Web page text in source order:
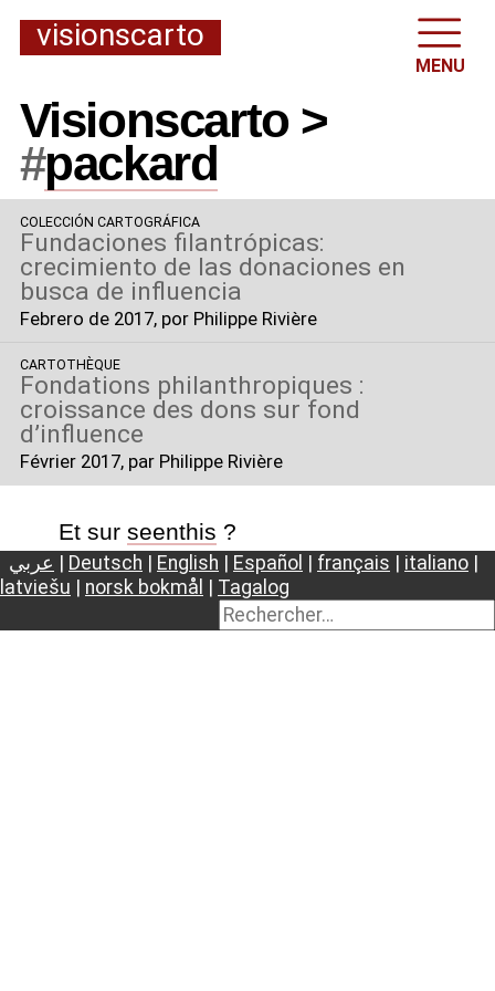
visionscarto
MENU
Visionscarto >
#packard
COLECCIÓN CARTOGRÁFICA
Fundaciones filantrópicas:
crecimiento de las donaciones en
busca de influencia
Febrero de 2017, por Philippe Rivière
CARTOTHÈQUE
Fondations philanthropiques :
croissance des dons sur fond
d’influence
Février 2017, par Philippe Rivière
Et sur seenthis ?
عربي | Deutsch | English | Español | français | italiano |
latviešu | norsk bokmål | Tagalog